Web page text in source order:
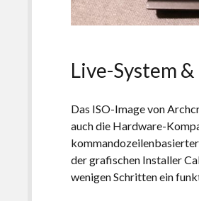
Live-System
Das ISO-Image von
auch die Hardware-
der grafischen Installer
wenigen Schritten ein